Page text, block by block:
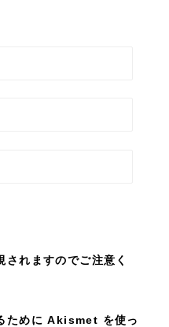
されますのでご注意く
ために Akismet を使っ